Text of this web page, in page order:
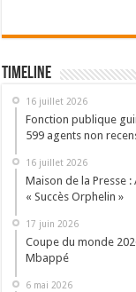
Timeline
16 juillet 2026
Fonction publique
599 agents non
16 juillet 2026
Maison de la Presse
« Succès Orphelin »
17 juin 2026
Coupe du monde
Mbappé
6 mai 2026